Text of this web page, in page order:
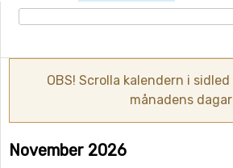
OBS! Scrolla kalendern i
månadens dagar
November 2026